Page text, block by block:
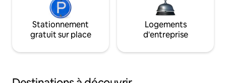
Stationnement
gratuit sur place
Logements
d'entreprise